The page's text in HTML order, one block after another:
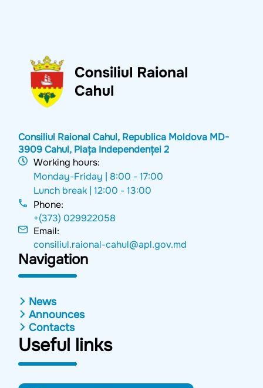
Consiliul Raional Cahul, Republica Moldova MD-
3909 Cahul, Piața Independenței 2
Working hours:
Monday-Friday | 8:00 - 17:00
Lunch break |12:00 - 13:00
Phone:
+(373) 029922058
Email:
consiliul.raional-cahul@apl.gov.md
Navigation
News
Announces
Contacts
Useful links